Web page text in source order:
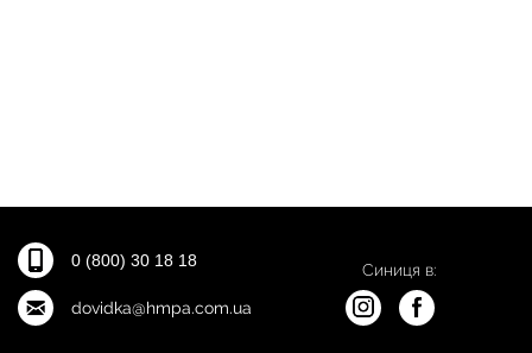
0 (800) 30 18 18
dovidka@hmpa.com.ua
Синиця в: